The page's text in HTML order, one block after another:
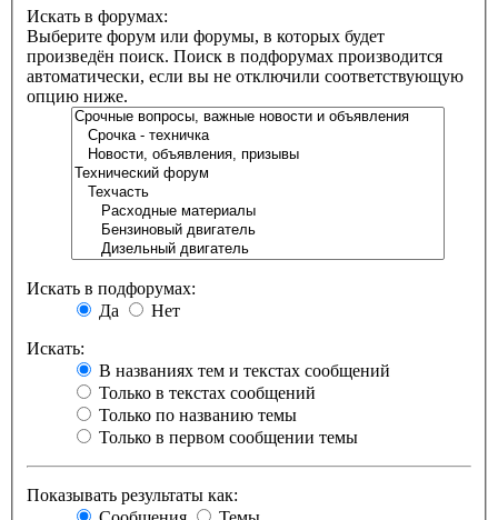
Искать в форумах:
Выберите форум или форумы, в которых будет
произведён поиск. Поиск в подфорумах производится
автоматически, если вы не отключили соответствующую
опцию ниже.
Искать в подфорумах:
Да
Нет
Искать:
В названиях тем и текстах сообщений
Только в текстах сообщений
Только по названию темы
Только в первом сообщении темы
Показывать результаты как: